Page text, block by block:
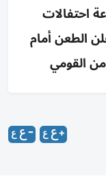
احتفالات
الطعن أمام
القومي